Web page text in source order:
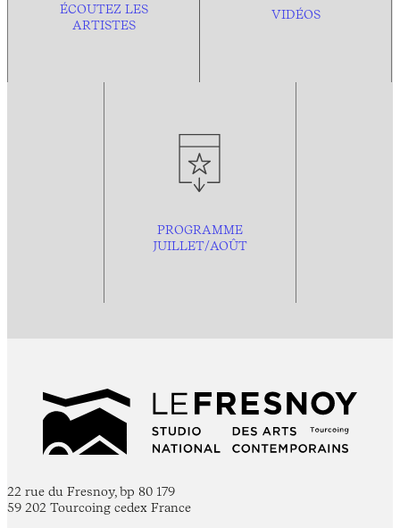
ÉCOUTEZ LES
ARTISTES
VIDÉOS
PROGRAMME
JUILLET/AOÛT
22 rue du Fresnoy, bp 80 179
59 202 Tourcoing cedex France